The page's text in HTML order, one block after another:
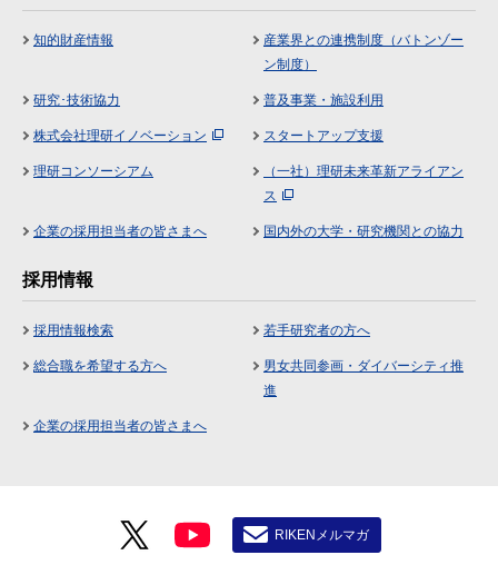
知的財産情報
産業界との連携制度（バトンゾー
ン制度）
研究･技術協力 普及事業・施設利用
株式会社理研イノベーション スタートアップ支援
理研コンソーシアム
（一社）理研未来革新アライアン
ス
企業の採用担当者の皆さまへ 国内外の大学・研究機関との協力
採用情報
採用情報検索 若手研究者の方へ
総合職を希望する方へ
男女共同参画・ダイバーシティ推
進
企業の採用担当者の皆さまへ
RIKENメルマガ